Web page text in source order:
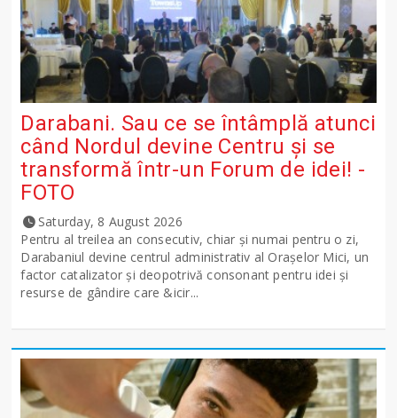
Darabani. Sau ce se întâmplă atunci
când Nordul devine Centru și se
transformă într-un Forum de idei! -
FOTO
Saturday, 8 August 2026
Pentru al treilea an consecutiv, chiar și numai pentru o zi,
Darabaniul devine centrul administrativ al Orașelor Mici, un
factor catalizator și deopotrivă consonant pentru idei și
resurse de gândire care &icir...